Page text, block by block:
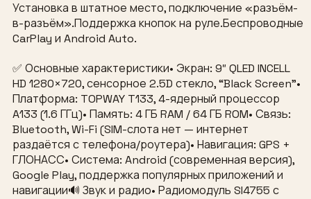
Установка в штатное место, подключение «разъём-
в-разъём».Поддержка кнопок на руле.Беспроводные
CarPlay и Android Auto.
✅ Основные характеристики• Экран: 9″ QLED INCELL
HD 1280×720, сенсорное 2.5D стекло, “Black Screen”•
Платформа: TOPWAY T133, 4-ядерный процессор
A133 (1.6 ГГц)• Память: 4 ГБ RAM / 64 ГБ ROM• Связь:
Bluetooth, Wi-Fi (SIM-слота нет — интернет
раздаётся с телефона/роутера)• Навигация: GPS +
ГЛОНАСС• Система: Android (современная версия),
Google Play, поддержка популярных приложений и
навигации🔊 Звук и радио• Радиомодуль SI4755 с